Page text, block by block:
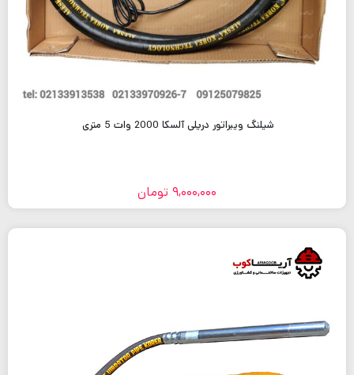
شیلنگ ویبراتور دریلی آلسکا 2000 وات 5 متری
9,000,000 تومان